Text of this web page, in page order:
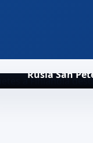
Rusia San